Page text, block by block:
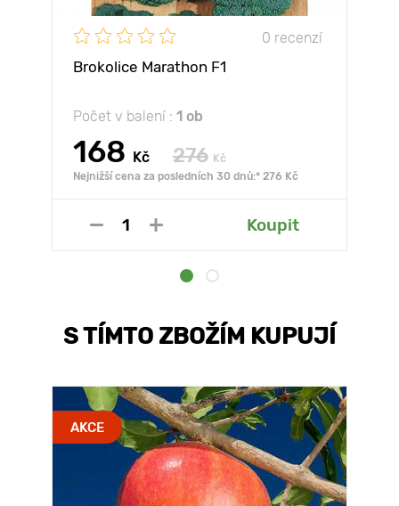
0 recenzí
Brokolice Marathon F1
Počet v balení : 1 ob
168 Kč 276 Kč
Nejnižší cena za posledních 30 dnů:* 276 Kč
Koupit
S TÍMTO ZBOŽÍM KUPUJÍ
AKCE